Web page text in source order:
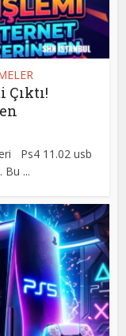
Çıktı!
Ps4 11.02 usb
Bu ...